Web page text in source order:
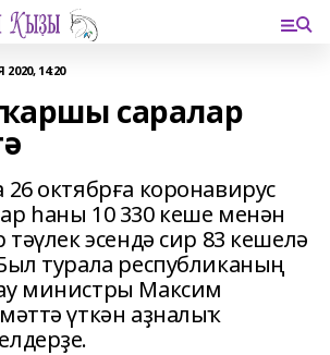
14:20
саралар
26 октябрға коронавирус
һаны 10 330 кеше менән
тәүлек эсендә сир 83 кешелә
турала республиканың
министры Максим
үткән аҙналыҡ